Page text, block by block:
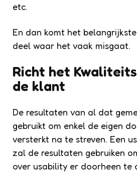
etc.
En dan komt het
deel waar het vaak misgaat.
Richt het
de klant
De resultaten van al dat
gebruikt om enkel de eigen
versterkt na te streven. Een
zal de resultaten gebruiken
over usability er doorheen te